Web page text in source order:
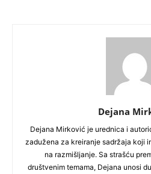
Dejana
Dejana Mirković je urednica i
zadužena za kreiranje sadržaja koji
na razmišljanje. Sa strašću
društvenim temama, Dejana unosi